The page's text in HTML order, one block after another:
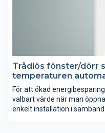
Trådlös fönster/dörr
temperaturen
För att ökad
valbart värde när man
enkelt installation i